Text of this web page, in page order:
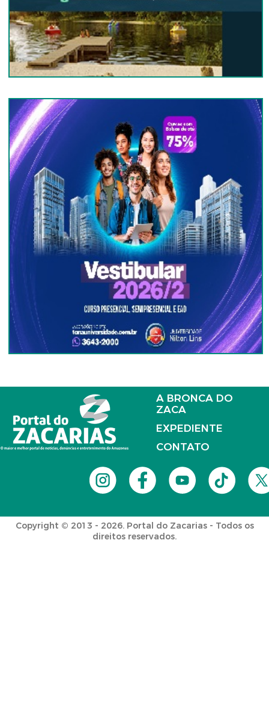
A BRONCA DO
ZACA
EXPEDIENTE
CONTATO
Copyright © 2013 - 2026. Portal do Zacarias - Todos os
direitos reservados.